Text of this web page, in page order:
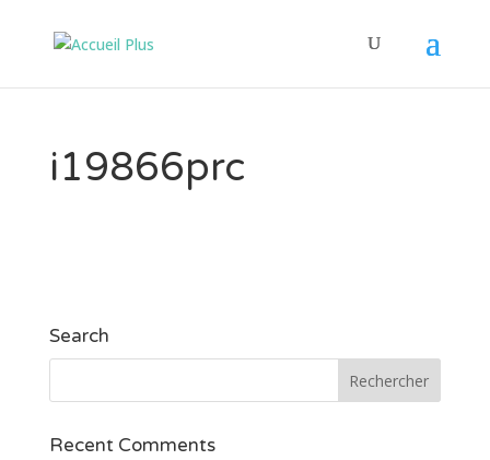
i19866prc
Search
Recent Comments